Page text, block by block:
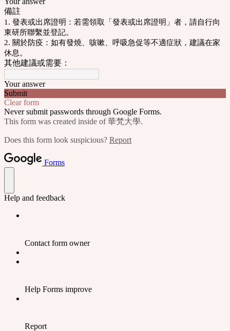
備註
1. 發表或出席證明：若需領取「發表或出席證明」者，請自行向
東研所聯繫並登記。
2. 關於防疫：如有發燒、咳嗽、呼吸急促等不適症狀，建議在家
休息。
其他建議或需要：
Your answer
Submit
Clear form
Never submit passwords through Google Forms.
This form was created inside of 華梵大學.
Does this form look suspicious? Report
Forms
Help and feedback
Contact form owner
Help Forms improve
Report